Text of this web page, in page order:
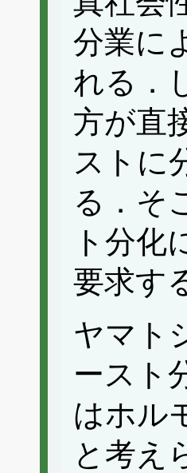
分業に
れる．
方が直
ストに
る．そ
ト分化
要求す
ヤマト
ースト
はホル
と考え